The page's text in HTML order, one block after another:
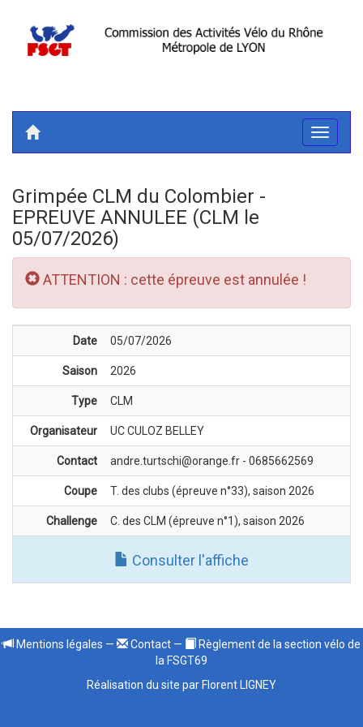
Toggle
Grimpée CLM du Colombier -
EPREUVE ANNULEE (CLM le
05/07/2026)
ATTENTION : cette épreuve est annulée !
Date 05/07/2026
Saison 2026
Type CLM
Organisateur UC CULOZ BELLEY
Contact andre.turtschi@orange.fr - 0685662569
Coupe T. des clubs (épreuve n°33), saison 2026
Challenge C. des CLM (épreuve n°1), saison 2026
Consulter l'affiche
Mentions légales — Contact —
Règlement de la section vélo de
la FSGT69
Réalisation du site par Florent LIGNEY